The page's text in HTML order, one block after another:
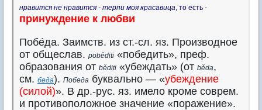
нравится не нравится - терпи моя красавица, то есть -
принуждение к любви
Побе́да. Заимств. из ст.-сл. яз. Производное
от общеслав. poběditi «победить», преф.
образования от běditi «убеждать» (от běda,
см. беда). Победа буквально — «убеждение
(силой)». В др.-рус. яз. имело кроме соврем.
и противоположное значение «поражение».